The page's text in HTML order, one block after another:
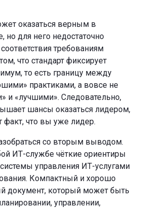
оказаться верным в
но для него недостаточно
требованиям
что стандарт фиксирует
то есть границу между
практиками, а вовсе не
и «лучшими». Следовательно,
шансы оказаться лидером,
факт, что вы уже лидер.
со вторым выводом.
ИТ-службе чёткие ориентиры
управления ИТ-услугами
Компактный и хорошо
документ, который может быть
управлении,